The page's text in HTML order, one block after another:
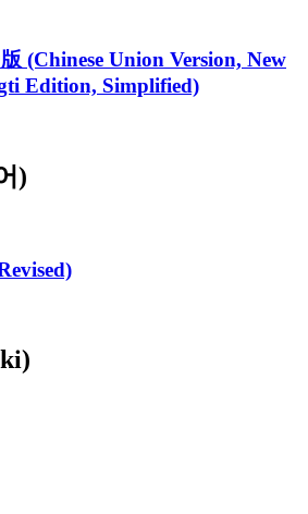
(Chinese Union Version, New
Edition, Simplified)
)